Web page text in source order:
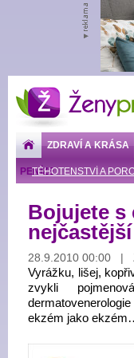
ZDRAVÍ A KRÁSA
TĚHOTENSTVÍ A
PENÍZE
Bojujete s
nejčastější
28.9.2010 00:00 |
Vyrážku, lišej,
zvykli
ekzém jako